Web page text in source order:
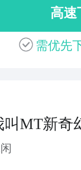
高速
需优先
叫MT新奇